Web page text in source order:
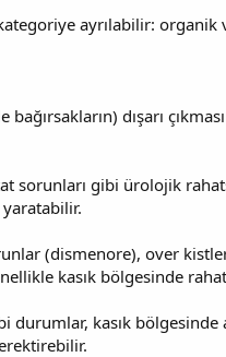
ayrılabilir:
dışarı
sorunları gibi ürolojik
(dismenore), over
kasık bölgesinde
durumlar, kasık